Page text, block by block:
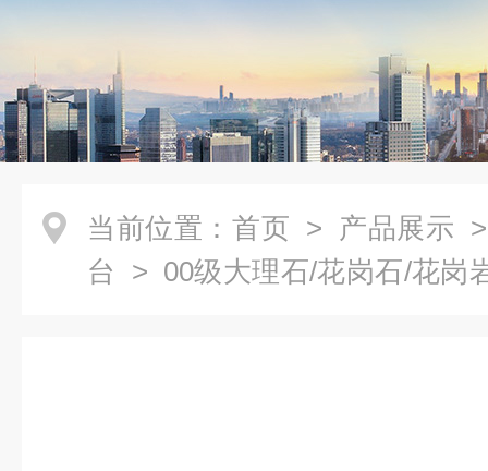
当前位置： 首页 > 产品展示
台 > 00级大理石/花岗石/花岗